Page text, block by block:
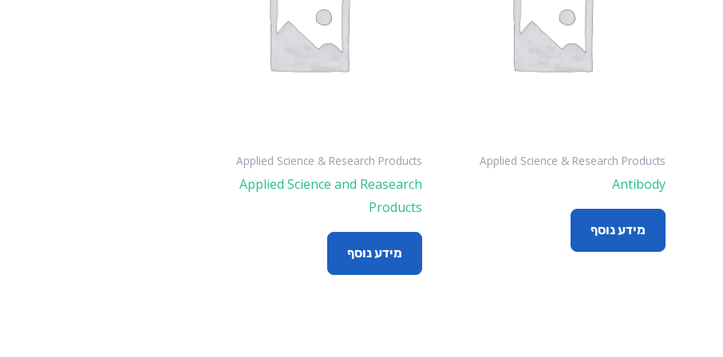
Applied Science & Research Products
Antibody
מידע נוסף
Applied Science & Research Products
Applied Science and Reasearch
Products
מידע נוסף